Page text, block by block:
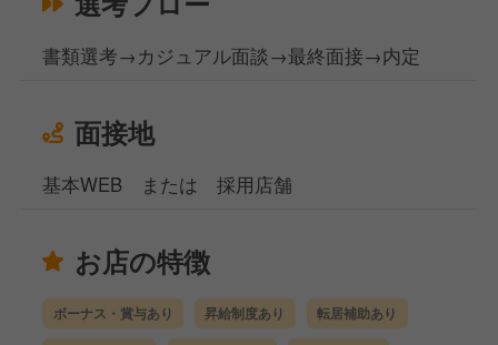
書類選考→カジュアル面談→最終面接→内定
面接地
基本WEB または 採用店舗
お店の特徴
ボーナス・賞与あり 昇給制度あり 転居補助あり